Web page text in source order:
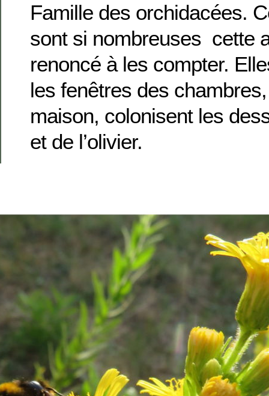
Famille des orchidacées.
sont si nombreuses cette
renoncé à les compter.
les fenêtres des
maison, colonisent les
et de l’olivier.